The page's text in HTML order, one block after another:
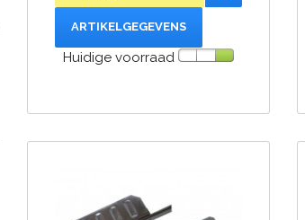
ARTIKELGEGEVENS
Huidige voorraad